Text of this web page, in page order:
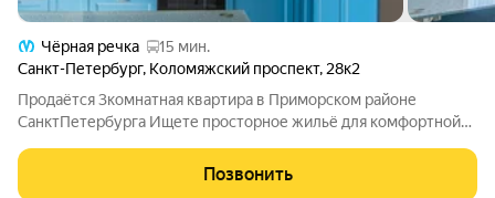
Чёрная речка
15 мин.
Санкт-Петербург, Коломяжский проспект, 28к2
Продаётся 3комнатная квартира в Приморском районе
СанктПетербурга Ищете просторное жильё для комфортной
3комнатную квартиру с изолированной планировкой
отличный вариант в одном из самых динамично
Позвонить